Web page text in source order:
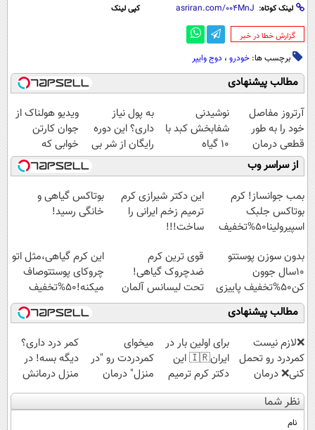
لینک کوتاه: کپی لینک
‌گزارش خطا در خبر
برچسب ها: خودرو ، دوج وایپر
مطالب پیشنهادی
آرتروز مفاصل
خود را به طور
قطعی درمان
کنید!
◗پرسش‌نامه◖
نوشیدنی
شفابخش کبد با
10 گیاه
موثر(تخفیف تا
امشب)
به پول نیاز
داری؟ این دوره
رایگان از شر بی
پولی خلاصت
میکنه
ویدیو هولناک از
جوان کارتن
خوابی که
میلیاردر شد.
آموزش رایگان
از سراسر وب
بمب جوانساز! کرم
بوتاکس جلبک
اسپیرولینا50%تخفیف
این دکتر شیرازی کرم
ترمیم زخم ایرانی را
ساخت!!!
بوتاکس گیاهی و
خانگی رسید!
بدون سوزن پوستتو
10سال جوون
کن50%تخفیف پاییزی
قوی ترین کرم
ضدچروک گیاهی!
تحت لیسانس آلمان
(40%تخفیف زمستانی)
این کرم گیاهی،مثل اتو
چروکای پوستتوصاف
میکنه!50%تخفیف
مطالب پیشنهادی
❌لازم نیست
کمردرد رو تحمل
کنی❌ درمان
بدون جراحی و
قرص
(پرسشنامه)
برای اولین بار در
ایران🇮🇷 این
دکتر کرم ترمیم
کننده 23 روزه
ساخت!
میخوای
کمردردت رو "در
منزل" درمان
کنی؟ (◂فیلم +
◂پرسش‌نامه)
کمر درد داری؟
دیگه بسه! در
منزل درمانش
کن
(◀پرسش‌نامه)
نظر شما
نام